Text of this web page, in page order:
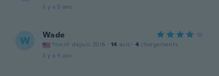
il y a 5 ans
W Wade
Inscrit depuis 2016 · 14 avis · 4 chargements
il y a 5 ans